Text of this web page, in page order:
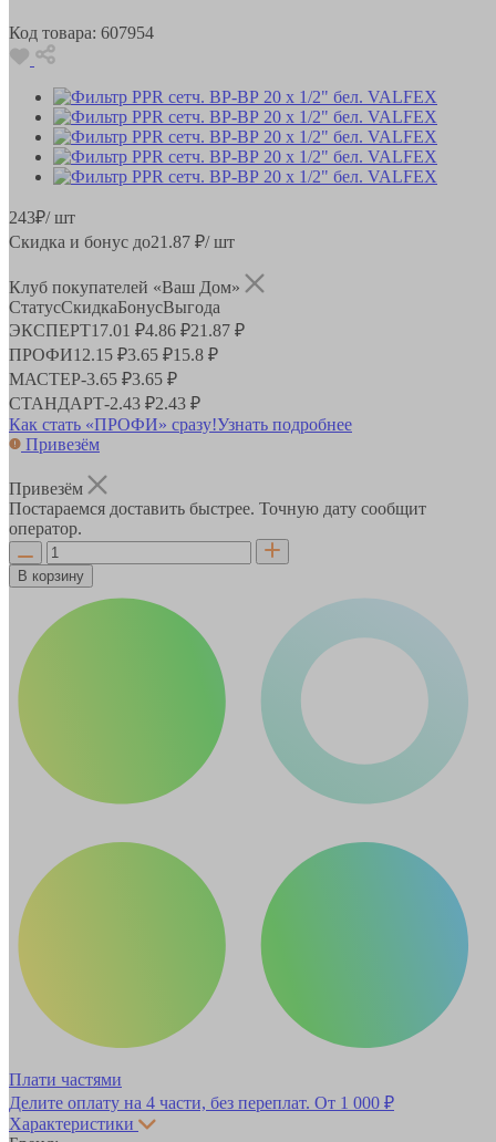
Код товара: 607954
243₽/ шт
Скидка и бонус до21.87 ₽/ шт
Клуб покупателей «Ваш Дом»
СтатусСкидкаБонусВыгода
ЭКСПЕРТ17.01 ₽4.86 ₽21.87 ₽
ПРОФИ12.15 ₽3.65 ₽15.8 ₽
МАСТЕР-3.65 ₽3.65 ₽
СТАНДАРТ-2.43 ₽2.43 ₽
Как стать «ПРОФИ» сразу!Узнать подробнее
Привезём
Привезём
Постараемся доставить быстрее. Точную дату сообщит
оператор.
В корзину
Плати частями
Делите оплату на 4 части, без переплат. От 1 000 ₽
Характеристики